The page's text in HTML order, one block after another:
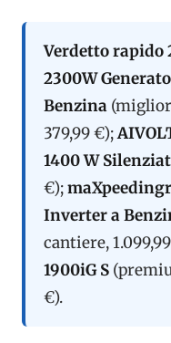
Verdetto rapido
2300W
Benzina
379,99 €);
1400 W
€);
Inverter a
cantiere,
1900iG S
€).